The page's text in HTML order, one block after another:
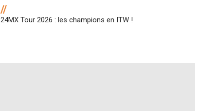
//
24MX Tour 2026 : les champions en ITW !